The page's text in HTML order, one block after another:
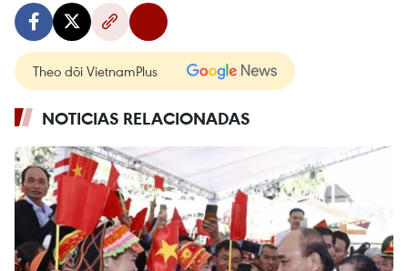
Theo dõi VietnamPlus
NOTICIAS RELACIONADAS